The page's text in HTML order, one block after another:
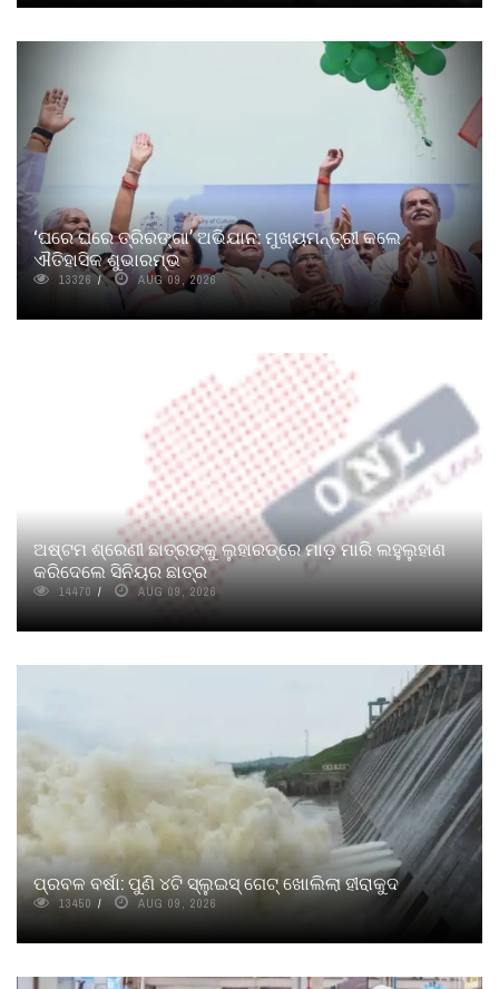
‘ଘରେ ଘରେ ତ୍ରିରଙ୍ଗା’ ଅଭିଯାନ: ମୁଖ୍ୟମନ୍ତ୍ରୀ କଲେ
ଐତିହାସିକ ଶୁଭାରମ୍ଭ
13326 AUG 09, 2026
ଅଷ୍ଟମ ଶ୍ରେଣୀ ଛାତ୍ରଙ୍କୁ ଲୁହାରଡ୍‌ରେ ମାଡ଼ ମାରି ଲହୁଲୁହାଣ
କରିଦେଲେ ସିନିୟର ଛାତ୍ର
14470 AUG 09, 2026
ପ୍ରବଳ ବର୍ଷା: ପୁଣି ୪ଟି ସ୍ଲୁଇସ୍‌ ଗେଟ୍‌ ଖୋଲିଲା ହୀରାକୁଦ
13450 AUG 09, 2026